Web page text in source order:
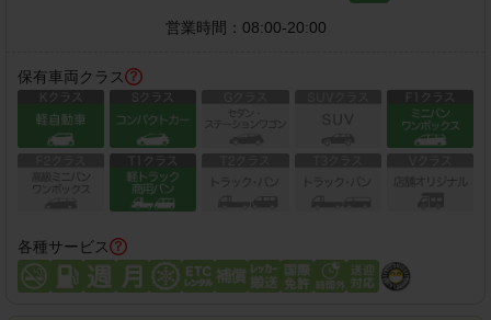
営業時間： 08:00-20:00
保有車両クラス
各種サービス